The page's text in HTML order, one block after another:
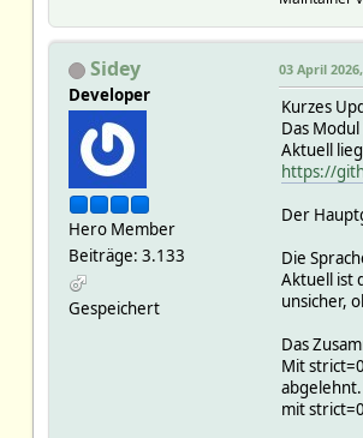
Sidey
Developer
Hero Member
Beiträge: 3.133
Gespeichert
03 April
Kurzes
Das
Aktuell
https://
Der
Die
Aktuell ist
unsicher,
Das
Mit
mit